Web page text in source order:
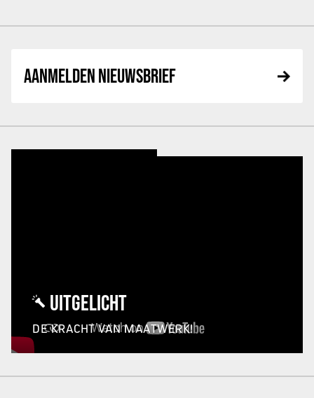
AANMELDEN NIEUWSBRIEF
UITGELICHT
DE KRACHT VAN MAATWERK!